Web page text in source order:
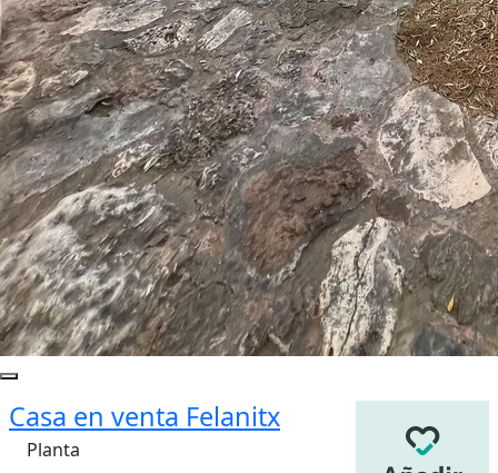
Casa en venta Felanitx
Planta